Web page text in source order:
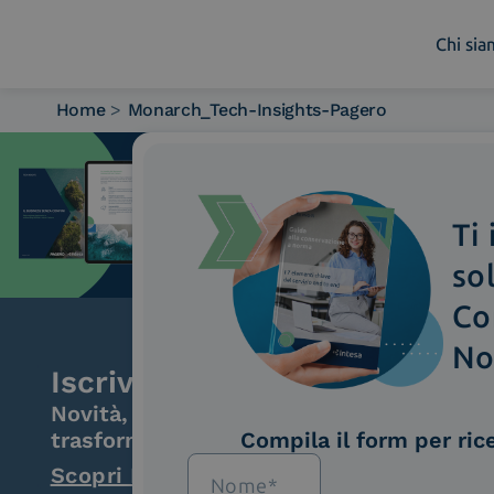
Chi
Chi siamo
Cosa facciamo
Piattaforme
Industry
News e Media
Contattaci
Home > Monarch_Tech-Insights-Pagero
Iscriviti alla newsletter
Novità, iniziative ed eventi dal mondo
trasformazione digitale.
Scopri InNews
Ti
Compila il form per